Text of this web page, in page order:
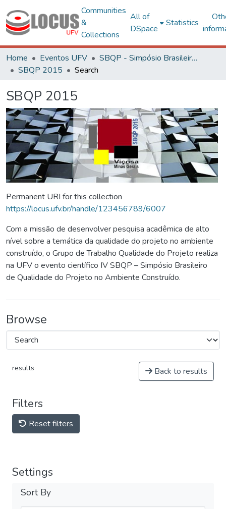
Communities
&
Collections
All of
DSpace
Statistics
Home Eventos UFV
SBQP - Simpósio Brasileiro de Qualidade do Projeto no Ambiente Construído
SBQP 2015
Search
SBQP 2015
Permanent URI for this collection
https://locus.ufv.br/handle/123456789/6007
Com a missão de desenvolver pesquisa acadêmica de alto
nível sobre a temática da qualidade do projeto no ambiente
construído, o Grupo de Trabalho Qualidade do Projeto realiza
na UFV o evento científico IV SBQP – Simpósio Brasileiro
de Qualidade do Projeto no Ambiente Construído.
Browse
results Back to results
Filters
Reset filters
Settings
Sort By